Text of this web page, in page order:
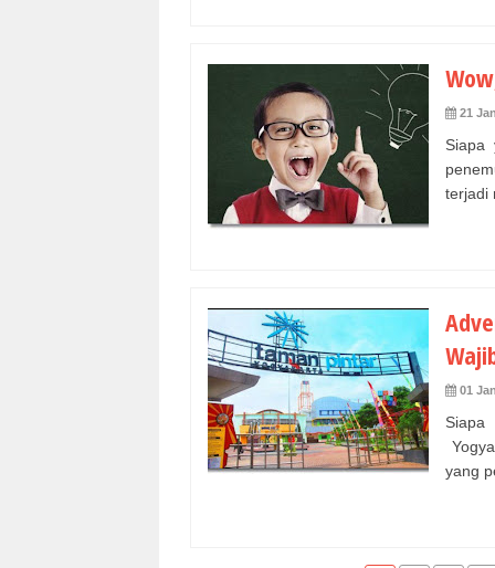
21
Siapa
terjadi
01
yang